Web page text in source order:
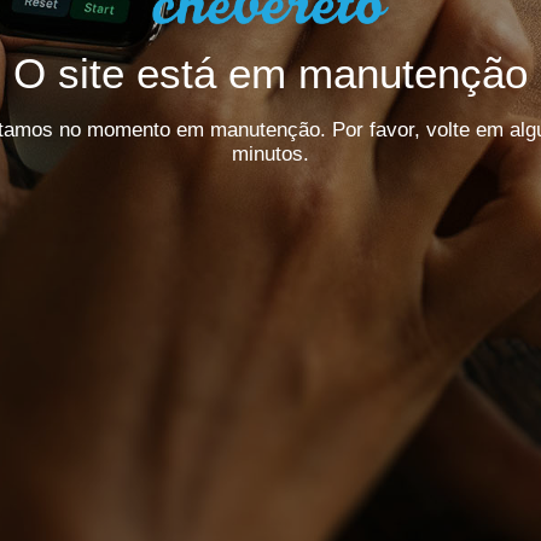
O site está em manutenção
no momento em manutenção. Por favor, volte em
minutos.